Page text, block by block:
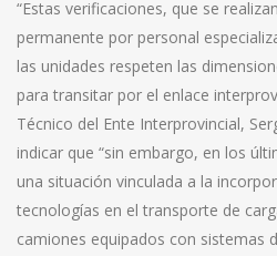
“Estas verificaciones, que se
permanente por personal
las unidades respeten las
para transitar por el enlace
Técnico del Ente Interprovincial,
indicar que “sin embargo, en los
una situación vinculada a la
tecnologías en el transporte de
camiones equipados con sistemas